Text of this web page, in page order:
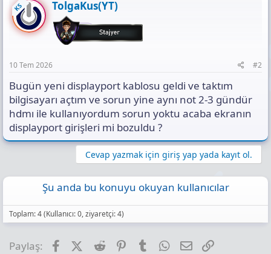
KS TolgaKus(YT)
10 Tem 2026 #2
Bugün yeni displayport kablosu geldi ve taktım
bilgisayarı açtım ve sorun yine aynı not 2-3 gündür
hdmı ile kullanıyordum sorun yoktu acaba ekranın
displayport girişleri mi bozuldu ?
Cevap yazmak için giriş yap yada kayıt ol.
Şu anda bu konuyu okuyan kullanıcılar
Toplam: 4 (Kullanıcı: 0, ziyaretçi: 4)
Paylaş: FacebookX (Twitter)
Reddit PinterestTumblr WhatsApp
E-posta